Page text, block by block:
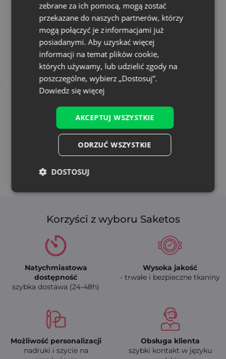
Akcesoria i dekoracje Zestawy
Dodaj nadruk
Korzyści z wyboru Saketos
Natychmiastowa
dostępność
szybka dostawa (24-48h)
Wysoka jakość
- trwałe i bezpieczne tkaniny
Możliwość personalizacji
nadruki i szycie na
Obsługa klienta
szybki kontakt w języku
zebrane za ich pomocą, mogą zostać
przekazane do naszych partnerów, którzy
mogą połączyć je z informacjami już
posiadanymi. Aby uzyskać więcej
informacji na temat plików cookie,
których używamy, lub udzielić zgody na
poszczególne, wybierz „Dostosuj”.
Dowiedz się więcej
AKCEPTUJ WSZYSTKIE
ODRZUĆ WSZYSTKIE
DOSTOSUJ